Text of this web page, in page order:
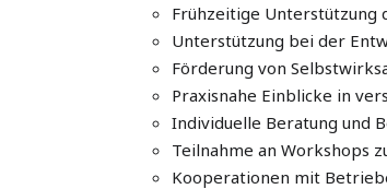
Frühzeitige Unterstützung
Unterstützung bei der
Förderung von
Praxisnahe Einblicke in
Individuelle Beratung und
Teilnahme an Workshops
Kooperationen mit